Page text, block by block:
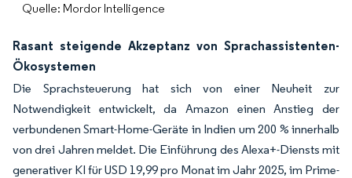
Quelle: Mordor Intelligence
Rasant steigende Akzeptanz von Sprachassistenten-
Ökosystemen
Die Sprachsteuerung hat sich von einer Neuheit zur
Notwendigkeit entwickelt, da Amazon einen Anstieg der
verbundenen Smart-Home-Geräte in Indien um 200 % innerhalb
von drei Jahren meldet. Die Einführung des Alexa+-Diensts mit
generativer KI für USD 19,99 pro Monat im Jahr 2025, im Prime-